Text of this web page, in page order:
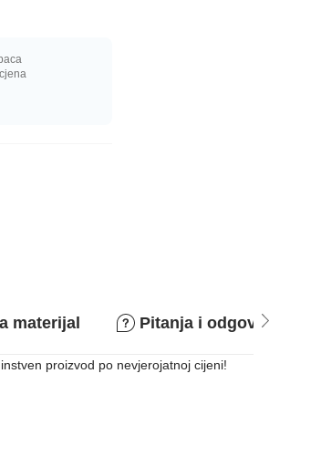
materijal Pitanja i odgovori
proizvod po nevjerojatnoj cijeni!